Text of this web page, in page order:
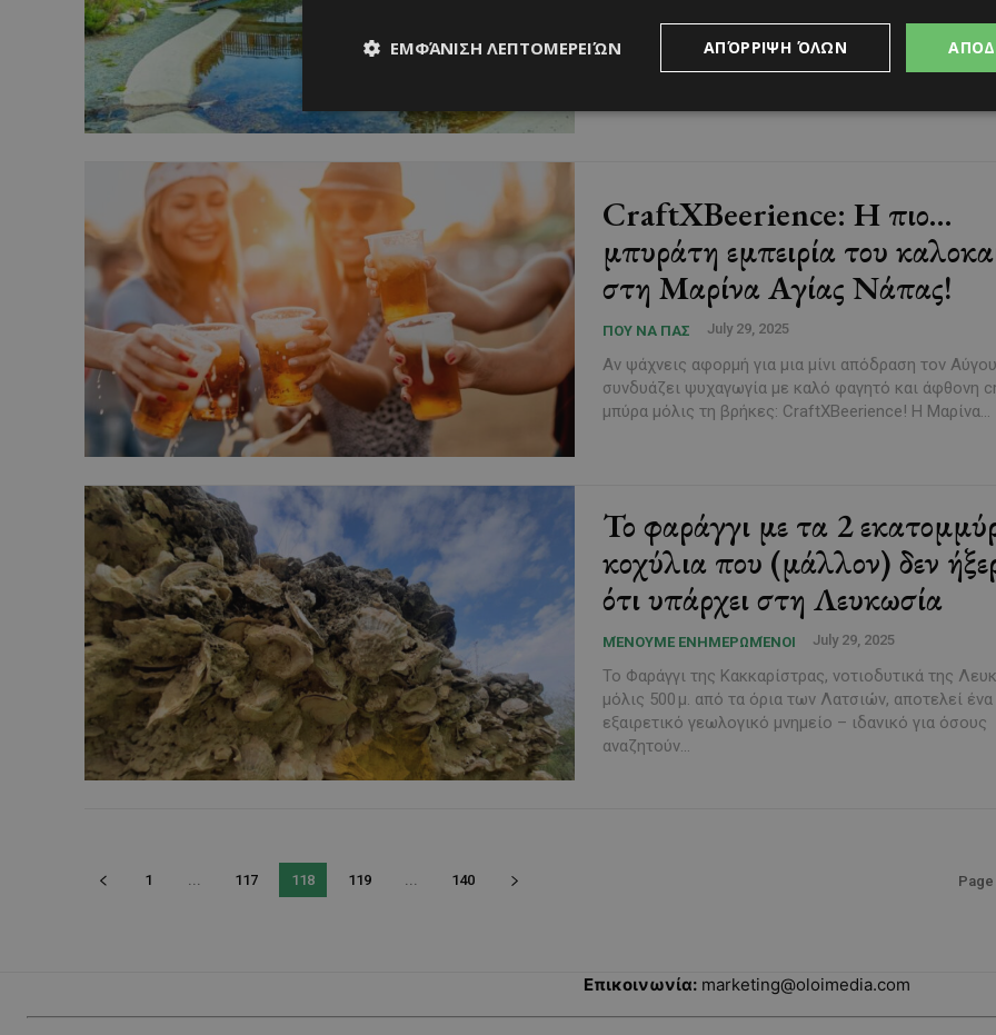
Αν ψάχνεις για έναν ξεχωριστό προορισμό στο
CraftXBeerience: Η πιο…
μπυράτη εμπειρία του
στη Μαρίνα Αγίας Νάπας!
ΠΟΥ ΝΑ ΠΑΣ July 29, 2025
Αν ψάχνεις αφορμή για μια μίνι απόδραση τον
συνδυάζει ψυχαγωγία με καλό φαγητό και άφθονη
μπύρα μόλις τη βρήκες: CraftXBeerience! Η Μαρίνα...
Το φαράγγι με τα 2
κοχύλια που (μάλλον) δεν
ότι υπάρχει στη Λευκωσία
ΜΈΝΟΥΜΕ ΕΝΗΜΕΡΩΜΈΝΟΙ July 29, 2025
Το Φαράγγι της Κακκαρίστρας, νοτιοδυτικά της
μόλις 500 μ. από τα όρια των Λατσιών, αποτελεί ένα
εξαιρετικό γεωλογικό μνημείο – ιδανικό για όσους
αναζητούν...
1 117 118 119 140 Page
Επικοινωνία: marketing@oloimedia.com
ΑΠΌΡΡΙΨΗ ΌΛΩΝ
ΕΜΦΆΝΙΣΗ ΛΕΠΤΟΜΕΡΕΙΏΝ